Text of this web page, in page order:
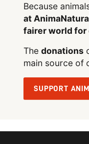
Because
at
fairer world for
The donations
main source of
SUPPORT